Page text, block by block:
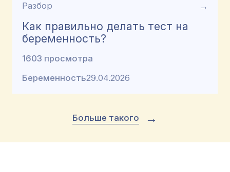
Разбор →
Как правильно делать тест на
беременность?
1603 просмотра
Беременность29.04.2026
Больше такого →